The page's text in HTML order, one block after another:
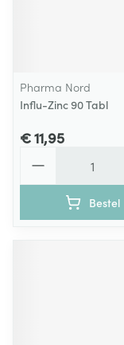
Pharma Nord
Influ-Zinc 90 Tabl
€ 11,95
Bestel